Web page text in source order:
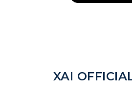
NEWS
XAI